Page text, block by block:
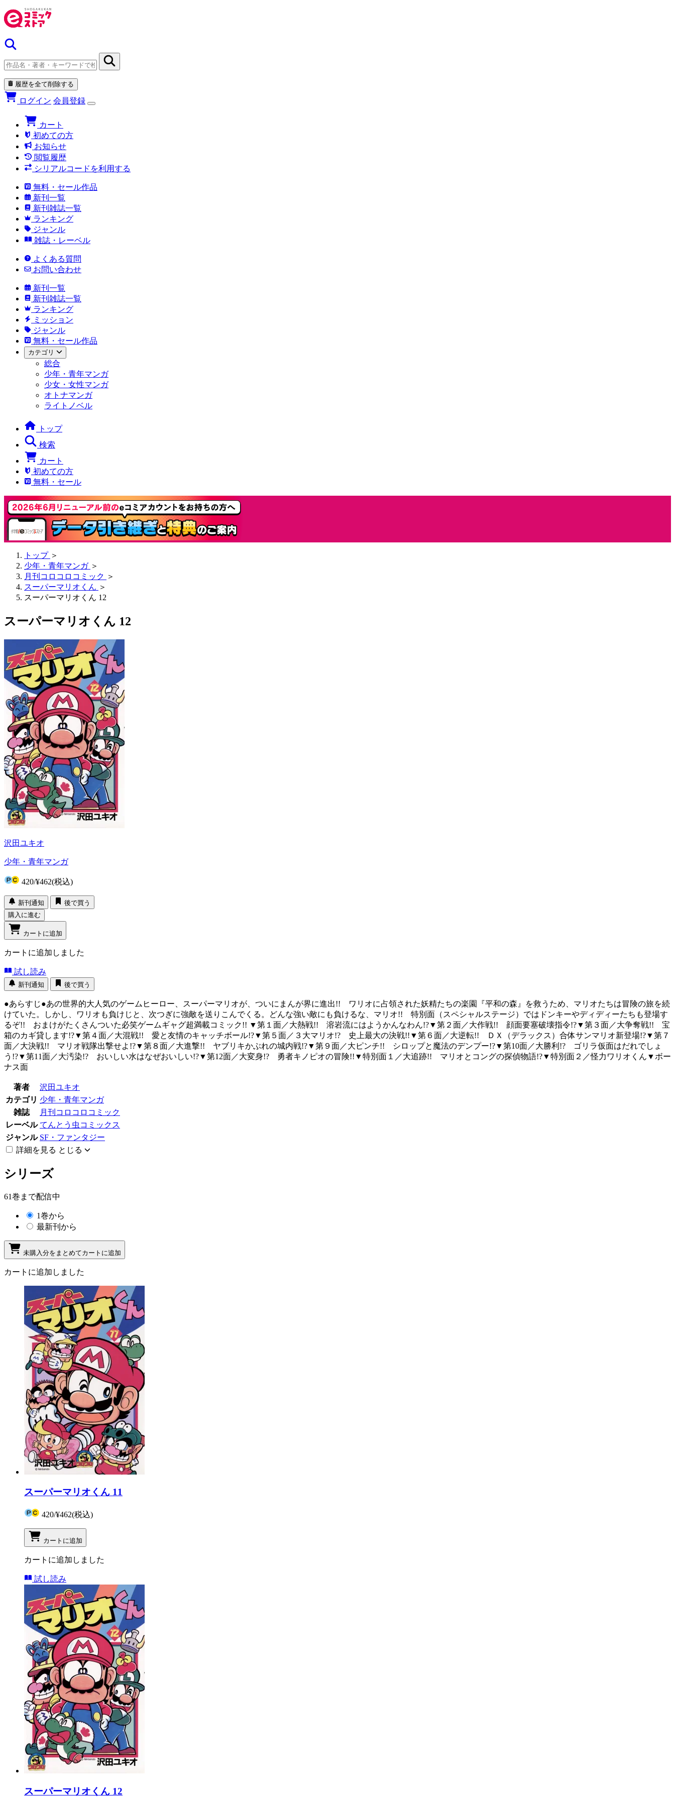
履歴を全て削除する
ログイン 会員登録
カート
初めての方
お知らせ
閲覧履歴
シリアルコードを利用する
無料・セール作品
新刊一覧
新刊雑誌一覧
ランキング
ジャンル
雑誌・レーベル
よくある質問
お問い合わせ
新刊一覧
新刊雑誌一覧
ランキング
ミッション
ジャンル
無料・セール作品
カテゴリ
総合
少年・青年マンガ
少女・女性マンガ
オトナマンガ
ライトノベル
トップ
検索
カート
初めての方
無料・セール
トップ ＞
少年・青年マンガ ＞
月刊コロコロコミック ＞
スーパーマリオくん ＞
スーパーマリオくん 12
スーパーマリオくん 12
沢田ユキオ
少年・青年マンガ
420/¥462(税込)
新刊通知
後で買う
購入に進む
カートに追加
カートに追加しました
試し読み
新刊通知 後で買う
●あらすじ●あの世界的大人気のゲームヒーロー、スーパーマリオが、ついにまんが界に進出!! ワリオに占領された妖精たちの楽園『平和の森』を救うため、マリオたちは冒険の旅を続
けていた。しかし、ワリオも負けじと、次つぎに強敵を送りこんでくる。どんな強い敵にも負けるな、マリオ!! 特別面（スペシャルステージ）ではドンキーやディディーたちも登場す
るぞ!! おまけがたくさんついた必笑ゲームギャグ超満載コミック!! ▼第１面／大熱戦!! 溶岩流にはようかんなわん!?▼第２面／大作戦!! 顔面要塞破壊指令!?▼第３面／大争奪戦!! 宝
箱のカギ貸します!?▼第４面／大混戦!! 愛と友情のキャッチボール!?▼第５面／３大マリオ!? 史上最大の決戦!!▼第６面／大逆転!! ＤＸ（デラックス）合体サンマリオ新登場!?▼第７
面／大決戦!! マリオ戦隊出撃せよ!?▼第８面／大進撃!! ヤブリキかぶれの城内戦!?▼第９面／大ピンチ!! シロップと魔法のデンプー!?▼第10面／大勝利!? ゴリラ仮面はだれでしょ
う!?▼第11面／大汚染!? おいしい水はなぜおいしい!?▼第12面／大変身!? 勇者キノピオの冒険!!▼特別面１／大追跡!! マリオとコングの探偵物語!?▼特別面２／怪力ワリオくん▼ボー
ナス面
著者
沢田ユキオ
カテゴリ 少年・青年マンガ
雑誌
月刊コロコロコミック
レーベル てんとう虫コミックス
ジャンル SF・ファンタジー
詳細を見る とじる
シリーズ
61巻まで配信中
1巻から
最新刊から
未購入分をまとめてカートに追加
カートに追加しました
スーパーマリオくん 11
420/¥462(税込)
カートに追加
カートに追加しました
試し読み
スーパーマリオくん 12